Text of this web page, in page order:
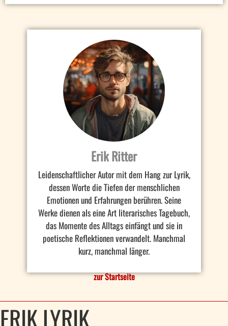
Erik Ritter
Leidenschaftlicher Autor mit dem Hang zur Lyrik,
dessen Worte die Tiefen der menschlichen
Emotionen und Erfahrungen berühren. Seine
Werke dienen als eine Art literarisches Tagebuch,
das Momente des Alltags einfängt und sie in
poetische Reflektionen verwandelt. Manchmal
kurz, manchmal länger.
zur Startseite
ERIK LYRIK